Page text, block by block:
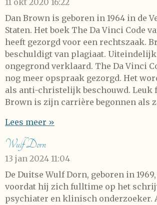
11 okt 2020 16:22
Dan Brown is geboren in 1964 in de
Staten. Het boek The Da Vinci Code
heeft gezorgd voor een rechtszaak.
beschuldigt van plagiaat.
ongegrond verklaard. The Da Vinci
nog meer opspraak gezorgd. Het
als anti-christelijk beschouwd. Leuk
Brown is zijn carrière begonnen als
Lees meer »
Wulf Dorn
13 jan 2024 11:04
De Duitse Wulf Dorn, geboren in
voordat hij zich fulltime op het
psychiater en klinisch onderzoeker.